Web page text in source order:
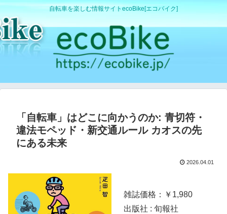
自転車を楽しむ情報サイトecoBike[エコバイク]
「自転車」はどこに向かうのか: 青切符・
違法モペッド・新交通ルール カオスの先
にある未来
2026.04.01
雑誌価格：￥1,980
出版社 : 旬報社